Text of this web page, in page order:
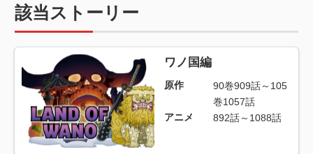
該当ストーリー
ワノ国編
原作
90巻909話～105
巻1057話
アニメ
892話～1088話